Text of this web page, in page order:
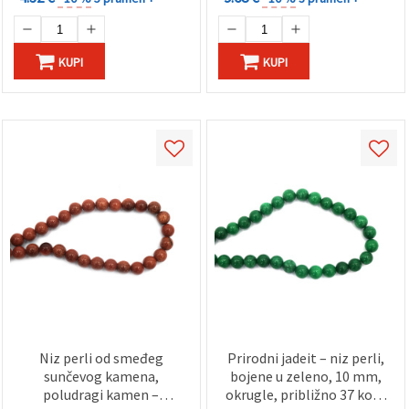
KUPI KUPI
Niz perli od smeđeg
sunčevog kamena,
poludragi kamen –
Prirodni jadeit – niz perli,
bojene u zeleno, 10 mm,
okrugle, približno 37 kom